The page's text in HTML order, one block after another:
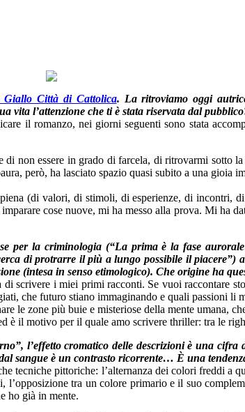
Città di Cattolica. La ritroviamo oggi
vita l’attenzione che ti è stata riservata dal
il romanzo, nei giorni seguenti sono stata
di non essere in grado di farcela, di ritrovarmi
però, ha lasciato spazio quasi subito a una
(di valori, di stimoli, di esperienze, di incontri,
cose nuove, mi ha messo alla prova. Mi ha
per la criminologia (“La prima è la fase
di protrarre il più a lungo possibile il
(intesa in senso etimologico). Che origine ha
scrivere i miei primi racconti. Se vuoi raccontare
che futuro stiano immaginando e quali passioni li
le zone più buie e misteriose della mente umana,
è il motivo per il quale amo scrivere thriller: tra le
l’effetto cromatico delle descrizioni è una
sangue è un contrasto ricorrente… È una
tecniche pittoriche: l’alternanza dei colori freddi a
l’opposizione tra un colore primario e il suo
ho già in mente.